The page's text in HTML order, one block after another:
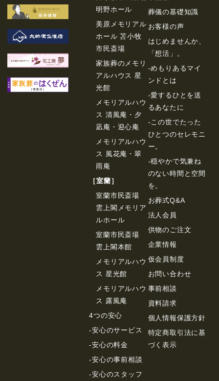
明野ホール
美原メモリアル
ホール 苫小牧
市民斎場
家族葬のメモリ
アルハウス 星
光館
メモリアルハウ
ス 清風庵・夕
凪庵・迎心庵
メモリアルハウ
ス 風花庵・翠
雨庵
［室蘭］
室蘭市民斎場
雲上閣メモリア
ルホール
室蘭市民斎場
雲上閣本館
メモリアルハウ
ス 星光館
メモリアルハウ
ス 露風庵
4つの安心
-安心のサービス
-安心の料金
-安心の事前相談
-安心のスタッフ
葬儀の基礎知識
お客様の声
はじめませんか、
「想活」。
-めもりあるマイ
ンドとは
-愛するひとを送
るあなたに
-この世でたった
ひとつのセレモニ
ー。
-穏やかで気兼ね
のない時間と空間
を。
お葬式Q&A
法⼈会員
供物のご注⽂
企業情報
仮会員制度
お問い合わせ
事前相談
資料請求
個⼈情報保護⽅針
特定商取引法に基
づく表⽰